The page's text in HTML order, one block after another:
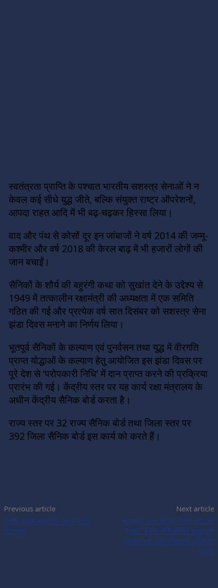
स्वतंत्रता प्राप्ति के पश्चात भारतीय सशस्त्र सेनाओं ने न
केवल कई सीधे युद्ध जीते, बल्कि संयुक्त राष्ट्र ऑपरेशनों,
आपदा राहत आदि में भी बढ़-चढ़कर हिस्सा लिया।
वाद और पंथ से कोसों दूर इन जांबाजों ने वर्ष 2014 की जम्मू-
कश्मीर और वर्ष 2018 की केरल बाढ़ में भी हजारों लोगों की
जान बचाईं।
सैनिकों के शौर्य की बहुरंगी कथा को सुखांत देने के उद्देश्य से
1949 में तत्कालीन रक्षामंत्री की अध्यक्षता में एक समिति
गठित की गई और प्रत्येक वर्ष सात दिसंबर को सशस्त्र सेना
झंडा दिवस मनाने का निर्णय लिया।
भूतपूर्व सैनिकों के कल्याण एवं पुनर्वसन तथा युद्ध में वीरगति
प्राप्त योद्धाओं के कल्याण हेतु आयोजित इस झंडा दिवस पर
पूरे देश से ‘परोपकारी निधि’ में दान प्राप्त करने की प्रक्रिया
प्रारंभ की गई। केंद्रीय स्तर पर यह कार्य रक्षा मंत्रालय के
अधीन केंद्रीय सैनिक बोर्ड करता है।
राज्य स्तर पर 32 राज्य सैनिक बोर्ड तथा जिला स्तर पर
392 जिला सैनिक बोर्ड इस कार्य को करते हैं।
Previous article
कच्ची शराब बनाने के आरोप में 3
गिरफ्तार
Next article
सशस्त्र सेना झण्डा दिवस: देश की
सुरक्षा में वीर सैनिको का महत्वपूर्ण
योगदान है:-जिलाधिकारी अविनाश
कुमार